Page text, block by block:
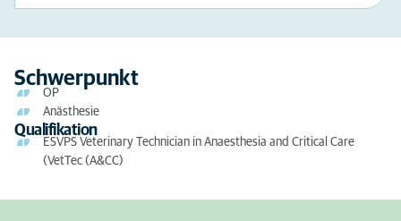
Schwerpunkt
OP
Anästhesie
Qualifikation
ESVPS Veterinary Technician in Anaesthesia and Critical Care
(VetTec (A&CC)